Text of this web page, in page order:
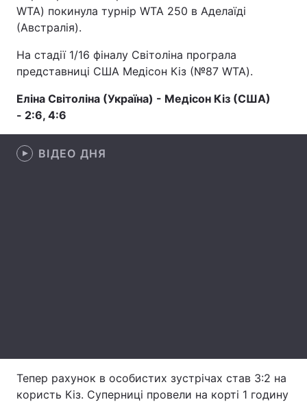
Головна Війна
Економіка Світ
Спорт Наука
Зброя
Архів Вакансії
WTA) покинула турнір WTA 250 в Аделаїді
(Австралія).
На стадії 1/16 фіналу Світоліна програла
представниці США Медісон Кіз (№87 WTA).
Еліна Світоліна (Україна) - Медісон Кіз (США)
- 2:6, 4:6
ВІДЕО ДНЯ
Тепер рахунок в особистих зустрічах став 3:2 на
користь Кіз. Суперниці провели на корті 1 годину